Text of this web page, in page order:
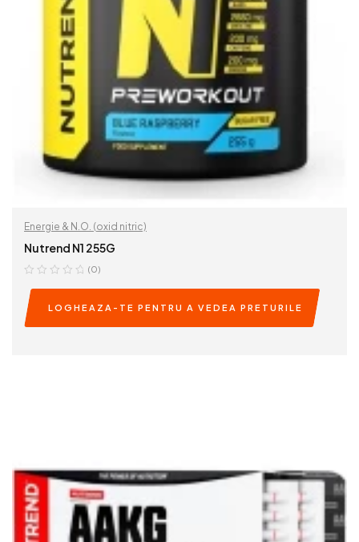
Energie & N.O. (oxid nitric)
Nutrend N1 255G
(0)
LOGHEAZA-TE PENTRU A VEDEA PRETURILE